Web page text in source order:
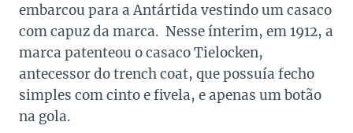
embarcou para a Antártida vestindo um casaco
com capuz da marca. Nesse ínterim, em 1912, a
marca patenteou o casaco Tielocken,
antecessor do trench coat, que possuía fecho
simples com cinto e fivela, e apenas um botão
na gola.